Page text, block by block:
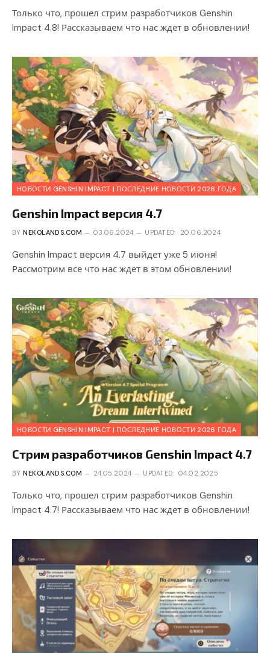
Только что, прошел стрим разработчиков Genshin
Impact 4.8! Рассказываем что нас ждет в обновлении!
НОВОСТИ GENSHIN IMPACT | ПОСЛЕДНИЕ НОВОСТИ 2026 ГОДА
Genshin Impact версия 4.7
BY NEKOLANDS.COM 03.06.2024 UPDATED: 20.06.2024
Genshin Impact версия 4.7 выйдет уже 5 июня!
Рассмотрим все что нас ждет в этом обновлении!
НОВОСТИ GENSHIN IMPACT | ПОСЛЕДНИЕ НОВОСТИ 2026 ГОДА
Стрим разработчиков Genshin Impact 4.7
BY NEKOLANDS.COM 24.05.2024 UPDATED: 04.02.2025
Только что, прошел стрим разработчиков Genshin
Impact 4.7! Рассказываем что нас ждет в обновлении!